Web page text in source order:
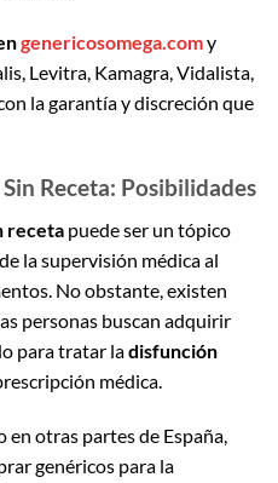
genericosomega.comy
Levitra, Kamagra, Vidalista,
la garantía y discreción que
Receta: Posibilidades
receta puede ser un tópico
la supervisión médica al
No obstante, existen
personas buscan adquirir
para tratar ladisfunción
médica.
en otras partes de España,
genéricos para la